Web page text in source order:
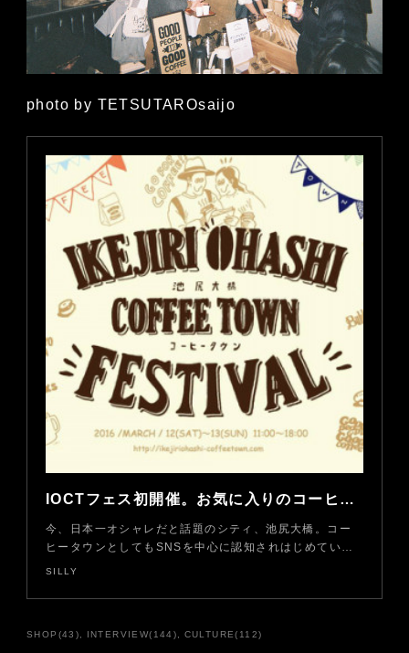
photo by TETSUTAROsaijo
IOCTフェス初開催。お気に入りのコーヒーを見つけよう
今、日本一オシャレだと話題のシティ、池尻大橋。コー
ヒータウンとしてもSNSを中心に認知されはじめてい…
SILLY
SHOP (43 ) INTERVIEW( 144 ) CULTURE( 112)